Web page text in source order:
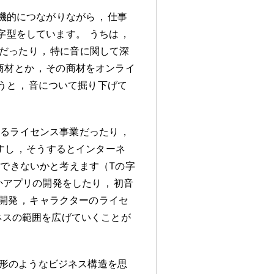
的につながりながら ， 仕事
型をしています。 うちは ，
ったり ， 特に音に関して深
材とか ， その商材をオンライ
と
， 音について掘り下げて
ライセンス事業だったり
，
し ， そうするとインターネ
きないかと考えます（Tの字
プリの開発をしたり
， 初音
発 ， キャラクターのライセ
の範囲を広げていくことが
のようなビジネス構造を思